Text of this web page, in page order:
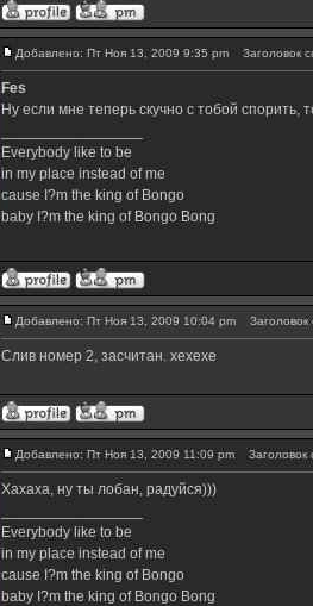
Добавлено: Пт Ноя 13, 2009 9:35 pm Заголовок
Fes
Ну если мне теперь скучно с тобой спорить,
Everybody like to be
in my place instead of me
cause I?m the king of Bongo
baby I?m the king of Bongo Bong
Добавлено: Пт Ноя 13, 2009 10:04 pm Заголовок
Слив номер 2, засчитан. хехехе
Добавлено: Пт Ноя 13, 2009 11:09 pm Заголовок
Хахаха, ну ты лобан, радуйся)))
Everybody like to be
in my place instead of me
cause I?m the king of Bongo
baby I?m the king of Bongo Bong